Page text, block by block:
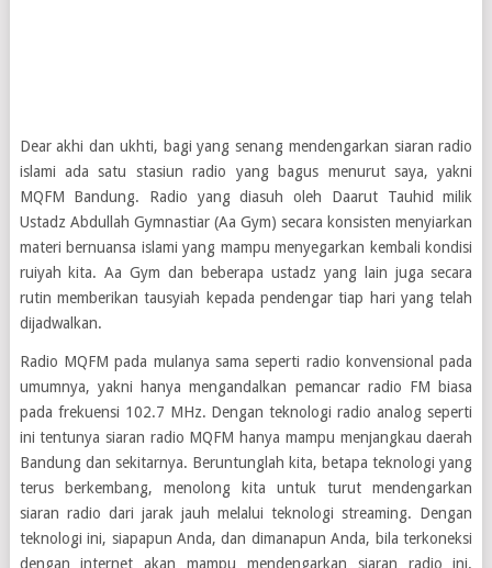
Dear akhi dan ukhti, bagi yang senang mendengarkan siaran radio
islami ada satu stasiun radio yang bagus menurut saya, yakni
MQFM Bandung. Radio yang diasuh oleh Daarut Tauhid milik
Ustadz Abdullah Gymnastiar (Aa Gym) secara konsisten menyiarkan
materi bernuansa islami yang mampu menyegarkan kembali kondisi
ruiyah kita. Aa Gym dan beberapa ustadz yang lain juga secara
rutin memberikan tausyiah kepada pendengar tiap hari yang telah
dijadwalkan.
Radio MQFM pada mulanya sama seperti radio konvensional pada
umumnya, yakni hanya mengandalkan pemancar radio FM biasa
pada frekuensi 102.7 MHz. Dengan teknologi radio analog seperti
ini tentunya siaran radio MQFM hanya mampu menjangkau daerah
Bandung dan sekitarnya. Beruntunglah kita, betapa teknologi yang
terus berkembang, menolong kita untuk turut mendengarkan
siaran radio dari jarak jauh melalui teknologi streaming. Dengan
teknologi ini, siapapun Anda, dan dimanapun Anda, bila terkoneksi
dengan internet akan mampu mendengarkan siaran radio ini.